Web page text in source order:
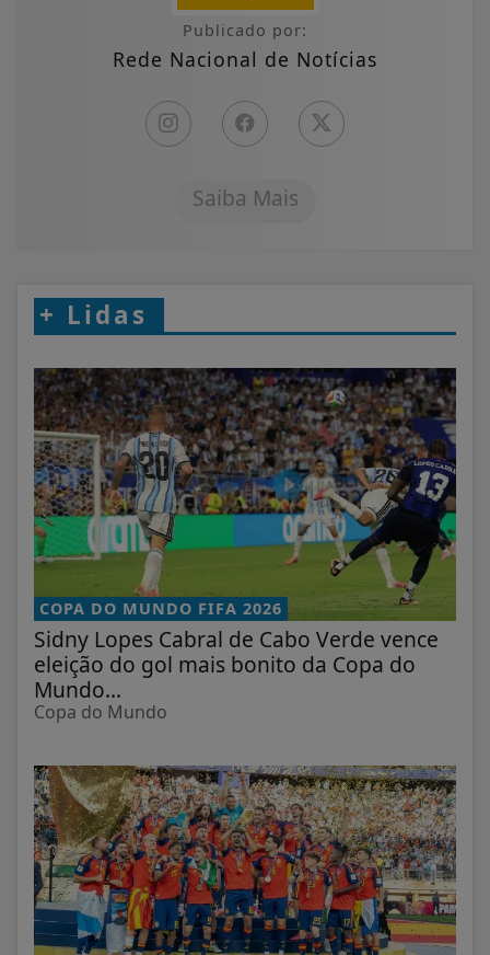
Publicado por:
Rede Nacional de Notícias
Saiba Mais
+ Lidas
COPA DO MUNDO FIFA 2026
Sidny Lopes Cabral de Cabo Verde vence
eleição do gol mais bonito da Copa do
Mundo...
Copa do Mundo